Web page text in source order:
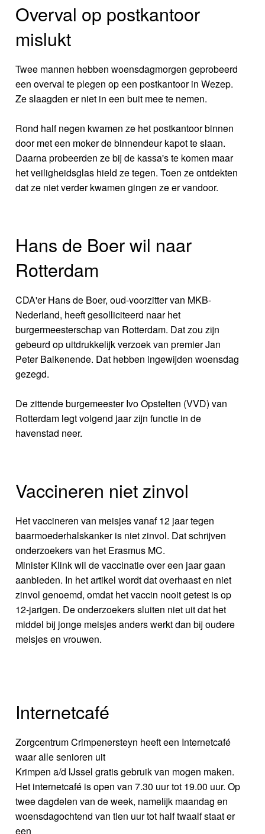
Overval op postkantoor
mislukt
Twee mannen hebben woensdagmorgen geprobeerd
een overval te plegen op een postkantoor in Wezep.
Ze slaagden er niet in een buit mee te nemen.
Rond half negen kwamen ze het postkantoor binnen
door met een moker de binnendeur kapot te slaan.
Daarna probeerden ze bij de kassa's te komen maar
het veiligheidsglas hield ze tegen. Toen ze ontdekten
dat ze niet verder kwamen gingen ze er vandoor.
Hans de Boer wil naar
Rotterdam
CDA'er Hans de Boer, oud-voorzitter van MKB-
Nederland, heeft gesolliciteerd naar het
burgermeesterschap van Rotterdam. Dat zou zijn
gebeurd op uitdrukkelijk verzoek van premier Jan
Peter Balkenende. Dat hebben ingewijden woensdag
gezegd.
De zittende burgemeester Ivo Opstelten (VVD) van
Rotterdam legt volgend jaar zijn functie in de
havenstad neer.
Vaccineren niet zinvol
Het vaccineren van meisjes vanaf 12 jaar tegen
baarmoederhalskanker is niet zinvol. Dat schrijven
onderzoekers van het Erasmus MC.
Minister Klink wil de vaccinatie over een jaar gaan
aanbieden. In het artikel wordt dat overhaast en niet
zinvol genoemd, omdat het vaccin nooit getest is op
12-jarigen. De onderzoekers sluiten niet uit dat het
middel bij jonge meisjes anders werkt dan bij oudere
meisjes en vrouwen.
Internetcafé
Zorgcentrum Crimpenersteyn heeft een Internetcafé
waar alle senioren uit
Krimpen a/d IJssel gratis gebruik van mogen maken.
Het internetcafé is open van 7.30 uur tot 19.00 uur. Op
twee dagdelen van de week, namelijk maandag en
woensdagochtend van tien uur tot half twaalf staat er
een